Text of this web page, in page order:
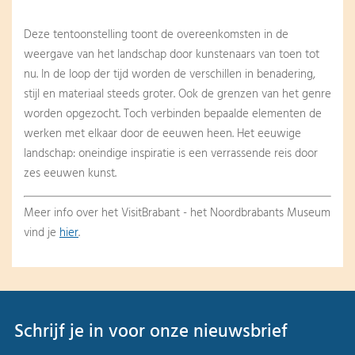
Deze tentoonstelling toont de overeenkomsten in de
weergave van het landschap door kunstenaars van toen tot
nu. In de loop der tijd worden de verschillen in benadering,
stijl en materiaal steeds groter. Ook de grenzen van het genre
worden opgezocht. Toch verbinden bepaalde elementen de
werken met elkaar door de eeuwen heen. Het eeuwige
landschap: oneindige inspiratie is een verrassende reis door
zes eeuwen kunst.
Meer info over het VisitBrabant - het Noordbrabants Museum
vind je hier.
Schrijf je in voor onze nieuwsbrief